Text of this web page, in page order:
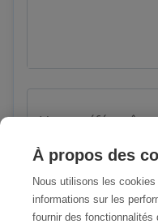
Vous préférez
J'accepte les
d'Utilisation
À propos des
Nous utilisons les
informations sur les
fournir des fonctionnalités